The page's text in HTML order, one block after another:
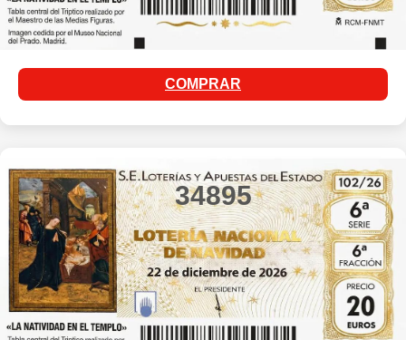
COMPRAR
34895